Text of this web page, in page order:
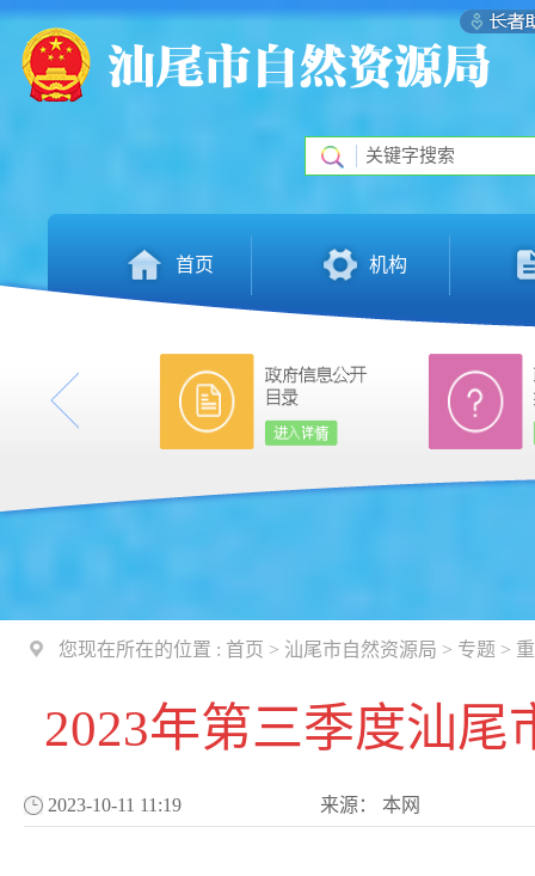
首页 机构
您现在所在的位置 : 首页 > 汕尾市自然资源局 > 专题 >
2023年第三季度汕
2023-10-11 11:19 来源： 本网